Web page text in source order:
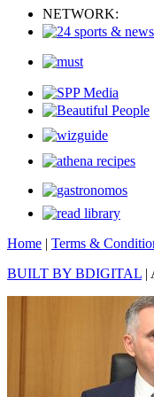
NETWORK:
Home | Terms &
BUILT BY BDIGITAL |